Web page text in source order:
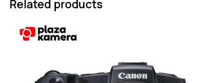
Related products